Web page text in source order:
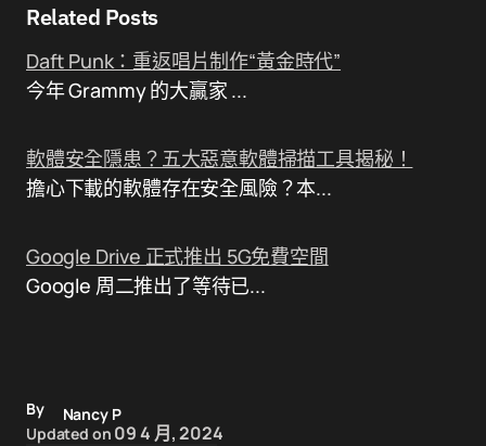
Related Posts
Daft Punk：重返唱片制作“黃金時代”
今年 Grammy 的大贏家 ...
軟體安全隱患？五大惡意軟體掃描工具揭秘！
擔心下載的軟體存在安全風險？本...
Google Drive 正式推出 5G免費空間
Google 周二推出了等待已...
By
Nancy P
Updated on 09 4 月, 2024